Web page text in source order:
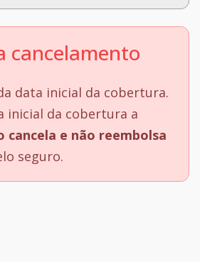
cancelamento
data inicial da cobertura.
inicial da cobertura a
cancela e não reembolsa
seguro.